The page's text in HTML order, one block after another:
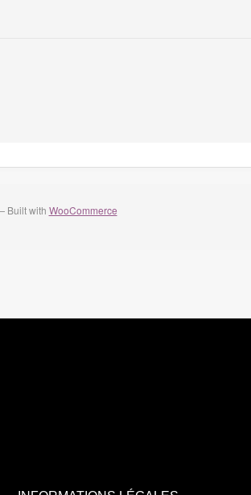
Built with WooCommerce